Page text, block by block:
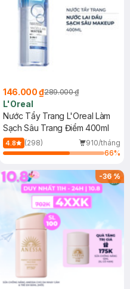
146.000 ₫289.000 ₫
L'Oreal
Nước Tẩy Trang L'Oreal Làm
Sạch Sâu Trang Điểm 400ml
4.8 (298)
910/tháng
66%
-36%